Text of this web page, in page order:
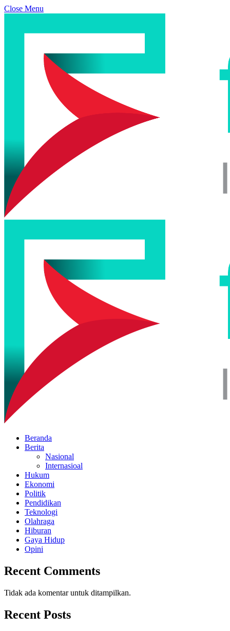
Close Menu
Beranda
Berita
Nasional
Internasioal
Hukum
Ekonomi
Politik
Pendidikan
Teknologi
Olahraga
Hiburan
Gaya Hidup
Opini
Recent Comments
Tidak ada komentar untuk ditampilkan.
Recent Posts